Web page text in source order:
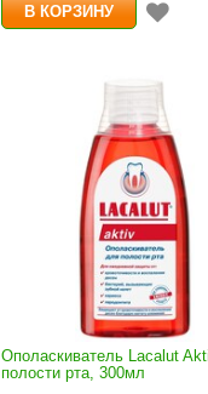
Ополаскиватель Lacalut
полости рта, 300мл